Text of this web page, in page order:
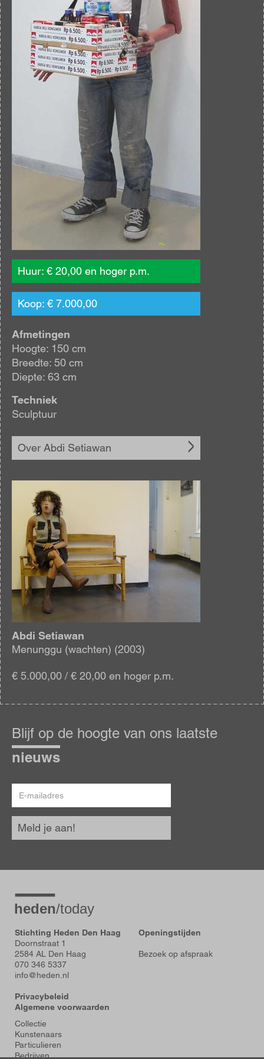
Huur: € 20,00 en hoger p.m.
Koop: € 7.000,00
Afmetingen
Hoogte: 150 cm
Breedte: 50 cm
Diepte: 63 cm
Techniek
Sculptuur
Over Abdi Setiawan
Abdi Setiawan
Menunggu (wachten) (2003)
€ 5.000,00 / € 20,00 en hoger p.m.
op
de
hoogte
Blijf op de hoogte van ons laatste
nieuws
mailadres
Meld je aan!
Stichting Heden Den Haag
Doornstraat 1
2584 AL Den Haag
070 346 5337
info@heden.nl
Privacybeleid
Algemene voorwaarden
Openingstijden
Bezoek op afspraak
Voet
Collectie
Kunstenaars
Particulieren
Bedrijven